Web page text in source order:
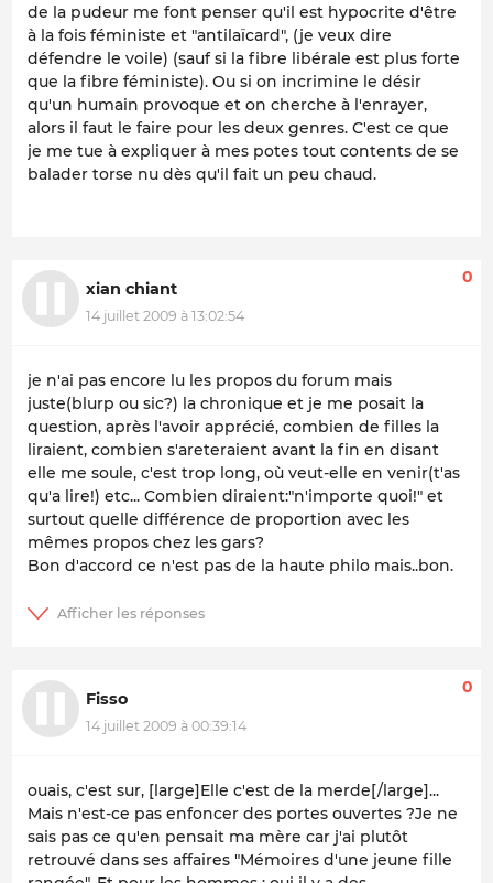
de la pudeur me font penser qu'il est hypocrite d'être
à la fois féministe et "antilaïcard", (je veux dire
défendre le voile) (sauf si la fibre libérale est plus forte
que la fibre féministe). Ou si on incrimine le désir
qu'un humain provoque et on cherche à l'enrayer,
alors il faut le faire pour les deux genres. C'est ce que
je me tue à expliquer à mes potes tout contents de se
balader torse nu dès qu'il fait un peu chaud.
xian chiant
14 juillet 2009 à 13:02:54
0
je n'ai pas encore lu les propos du forum mais
juste(blurp ou sic?) la chronique et je me posait la
question, après l'avoir apprécié, combien de filles la
liraient, combien s'areteraient avant la fin en disant
elle me soule, c'est trop long, où veut-elle en venir(t'as
qu'a lire!) etc... Combien diraient:"n'importe quoi!" et
surtout quelle différence de proportion avec les
mêmes propos chez les gars?
Bon d'accord ce n'est pas de la haute philo mais..bon.
Fisso
14 juillet 2009 à 00:39:14
0
ouais, c'est sur, [large]Elle c'est de la merde[/large]...
Mais n'est-ce pas enfoncer des portes ouvertes ?Je ne
sais pas ce qu'en pensait ma mère car j'ai plutôt
retrouvé dans ses affaires "Mémoires d'une jeune fille